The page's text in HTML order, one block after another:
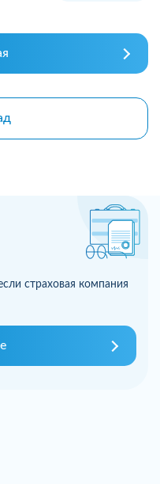
страховая компания